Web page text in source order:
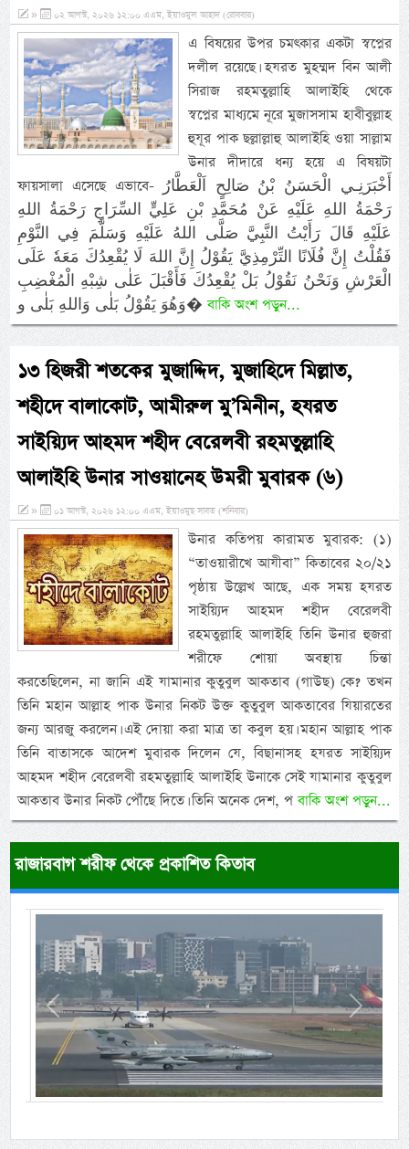
» ০২ আগস্ট, ২০২৬ ১২:০০ এএম, ইয়াওমুল আহাদ (রোববার)
এ বিষয়ের উপর চমৎকার একটা স্বপ্নের
দলীল রয়েছে। হযরত মুহম্মদ বিন আলী
সিরাজ রহমতুল্লাহি আলাইহি থেকে
স্বপ্নের মাধ্যমে নূরে মুজাসসাম হাবীবুল্লাহ
হুযূর পাক ছল্লাল্লাহু আলাইহি ওয়া সাল্লাম
উনার দীদারে ধন্য হয়ে এ বিষয়টা
ফায়সালা এসেছে এভাবে- أَخْبَرَنِـي الْحَسَنُ بْنُ صَالِحٍ اَلْعَطَّارُ
رَحْمَةُ اللهِ عَلَيْهِ عَنْ مُحَمَّدِ بْنِ عَلِيٍّ السِّرَاجِ رَحْمَةُ اللهِ
عَلَيْهِ قَالَ رَأَيْتُ النَّبِيَّ صَلَّى اللهُ عَلَيْهِ وَسَلَّمَ فِي النَّوْمِ
فَقُلْتُ إِنَّ فُلَانًا التِّرْمِذِيَّ يَقُوْلُ إِنَّ اللهَ لَا يُقْعِدُكَ مَعَهٗ عَلَى
الْعَرْشِ وَنَحْنُ نَقُوْلُ بَلْ يُقْعِدُكَ فَأَقْبَلَ عَلٰى شِبْهِ الْمُغْضِبِ
وَهُوَ يَقُوْلُ بَلٰى وَاللهِ بَلٰى و�বাকি অংশ পড়ুন...
১৩ হিজরী শতকের মুজাদ্দিদ, মুজাহিদে মিল্লাত,
শহীদে বালাকোট, আমীরুল মু’মিনীন, হযরত
সাইয়্যিদ আহমদ শহীদ বেরেলবী রহমতুল্লাহি
আলাইহি উনার সাওয়ানেহ উমরী মুবারক (৬)
» ০১ আগস্ট, ২০২৬ ১২:০০ এএম, ইয়াওমুছ সাবত (শনিবার)
উনার কতিপয় কারামত মুবারক: (১)
“তাওয়ারীখে আযীবা” কিতাবের ২০/২১
পৃষ্ঠায় উল্লেখ আছে, এক সময় হযরত
সাইয়্যিদ আহমদ শহীদ বেরেলবী
রহমতুল্লাহি আলাইহি তিনি উনার হুজরা
শরীফে শোয়া অবস্থায় চিন্তা
করতেছিলেন, না জানি এই যামানার কুতুবুল আকতাব (গাউছ) কে? তখন
তিনি মহান আল্লাহ পাক উনার নিকট উক্ত কুতুবুল আকতাবের যিয়ারতের
জন্য আরজু করলেন। এই দোয়া করা মাত্র তা কবুল হয়। মহান আল্লাহ পাক
তিনি বাতাসকে আদেশ মুবারক দিলেন যে, বিছানাসহ হযরত সাইয়্যিদ
আহমদ শহীদ বেরেলবী রহমতুল্লাহি আলাইহি উনাকে সেই যামানার কুতুবুল
আকতাব উনার নিকট পৌঁছে দিতে। তিনি অনেক দেশ, পবাকি অংশ পড়ুন...
রাজারবাগ শরীফ থেকে প্রকাশিত কিতাব
Previous Next